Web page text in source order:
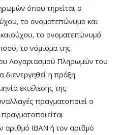
όπου τηρείται ο
το ονοματεπώνυμο και
το ονοματεπώνυμό
το νόμισμα της
Λογαριασμού Πληρωμών του
η πράξη
εκτέλεσης της
πραγματοποιεί ο
αριθμό ΙΒΑΝ ή τον αριθμό